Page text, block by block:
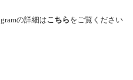
の詳細はこちらをご覧ください